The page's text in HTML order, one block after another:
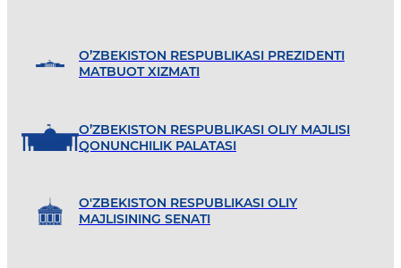
O’ZBEKISTON RESPUBLIKASI PREZIDENTI
MATBUOT XIZMATI
O’ZBEKISTON RESPUBLIKASI OLIY MAJLISI
QONUNCHILIK PALATASI
O'ZBEKISTON RESPUBLIKASI OLIY
MAJLISINING SENATI